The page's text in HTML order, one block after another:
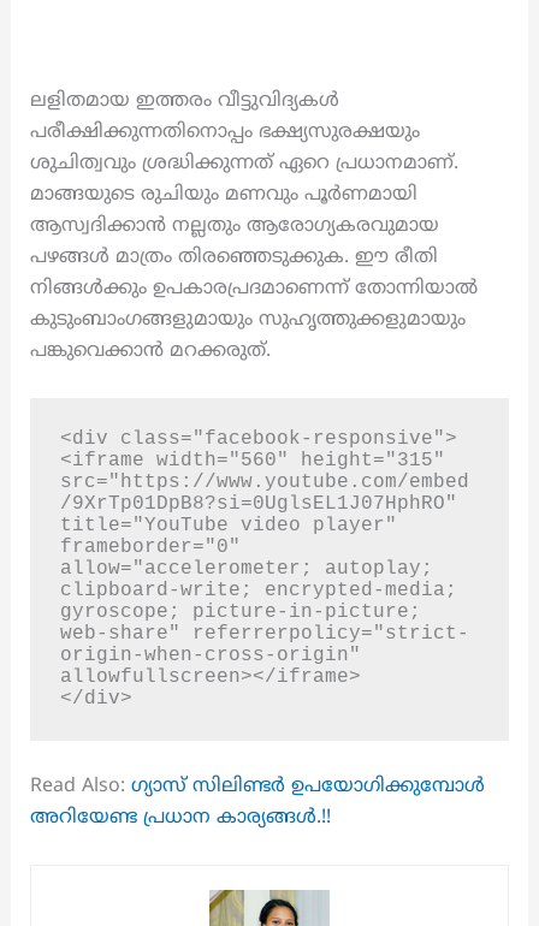
ലളിതമായ ഇത്തരം വീട്ടുവിദ്യകൾ
പരീക്ഷിക്കുന്നതിനൊപ്പം ഭക്ഷ്യസുരക്ഷയും
ശുചിത്വവും ശ്രദ്ധിക്കുന്നത് ഏറെ പ്രധാനമാണ്.
മാങ്ങയുടെ രുചിയും മണവും പൂർണമായി
ആസ്വദിക്കാൻ നല്ലതും ആരോഗ്യകരവുമായ
പഴങ്ങൾ മാത്രം തിരഞ്ഞെടുക്കുക. ഈ രീതി
നിങ്ങൾക്കും ഉപകാരപ്രദമാണെന്ന് തോന്നിയാൽ
കുടുംബാംഗങ്ങളുമായും സുഹൃത്തുക്കളുമായും
പങ്കുവെക്കാൻ മറക്കരുത്.
<div class="facebook-responsive">
<iframe width="560" height="315"
src="https://www.youtube.com/embed
/9XrTp01DpB8?si=0UglsEL1J07HphRO"
title="YouTube video player"
frameborder="0"
allow="accelerometer; autoplay;
clipboard-write; encrypted-media;
gyroscope; picture-in-picture;
web-share" referrerpolicy="strict-
origin-when-cross-origin"
allowfullscreen></iframe>
</div>
Read Also: ഗ്യാസ് സിലിണ്ടർ ഉപയോഗിക്കുമ്പോൾ
അറിയേണ്ട പ്രധാന കാര്യങ്ങൾ.!!